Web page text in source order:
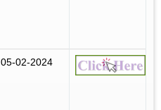
05-02-2024